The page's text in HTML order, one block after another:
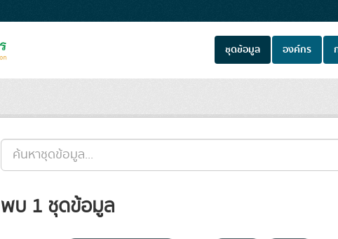
ชุดข้อมูล องค์กร
พบ 1 ชุดข้อมูล